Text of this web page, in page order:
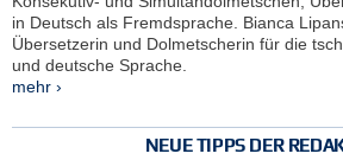
in Deutsch als Fremdsprache. Bianca
Übersetzerin und Dolmetscherin für die
und deutsche Sprache.
mehr ›
NEUE TIPPS DER